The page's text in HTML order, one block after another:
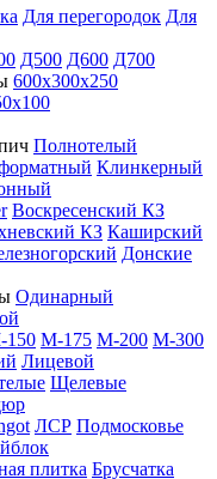
Для перегородок Для
Д500 Д600 Д700
600х300х250
Полнотелый
Клинкерный
Воскресенский КЗ
КЗ Каширский
Донские
Одинарный
М-175 М-200 М-300
Лицевой
Щелевые
ЛСР Подмосковье
плитка Брусчатка